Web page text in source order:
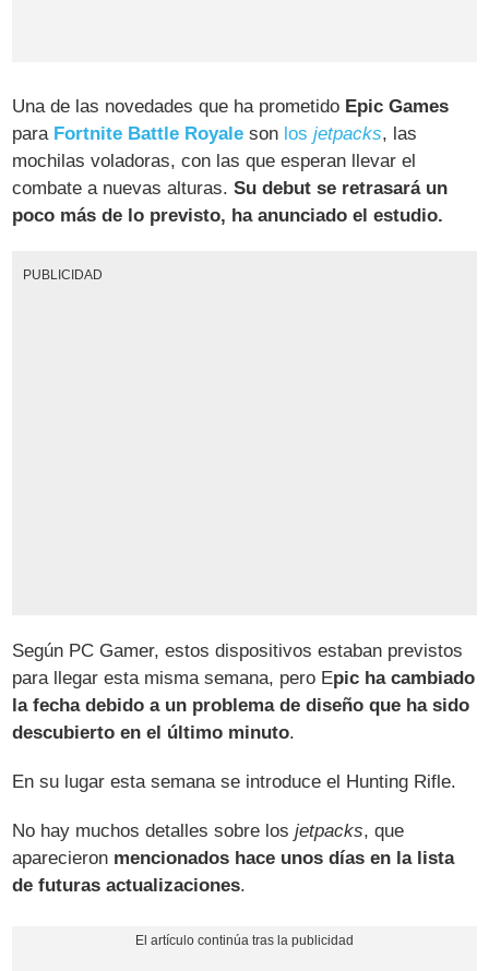
Una de las novedades que ha prometido Epic Games
para Fortnite Battle Royale son losjetpacks, las
mochilas voladoras, con las que esperan llevar el
combate a nuevas alturas.Su debut se retrasará un
poco más de lo previsto, ha anunciado el estudio.
PUBLICIDAD
Según PC Gamer, estos dispositivos estaban previstos
para llegar esta misma semana, pero Epic ha cambiado
la fecha debido a un problema de diseño que ha sido
descubierto en el último minuto.
En su lugar esta semana se introduce el Hunting Rifle.
No hay muchos detalles sobre losjetpacks, que
aparecieron mencionados hace unos días en la lista
de futuras actualizaciones.